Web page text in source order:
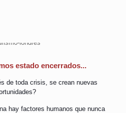
estado encerrados...
de toda crisis, se crean nuevas
hay factores humanos que nunca